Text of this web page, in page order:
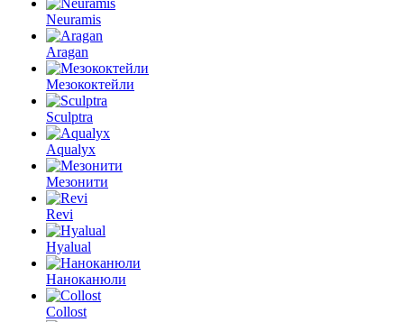
Neuramis
Aragan
Мезококтейли
Sculptra
Aqualyx
Мезонити
Revi
Hyalual
Наноканюли
Collost